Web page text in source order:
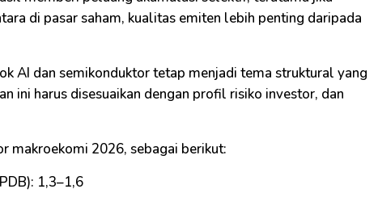
di pasar saham, kualitas emiten lebih penting daripada
AI dan semikonduktor tetap menjadi tema struktural yang
ini harus disesuaikan dengan profil risiko investor, dan
makroekomi 2026, sebagai berikut:
1,3–1,6